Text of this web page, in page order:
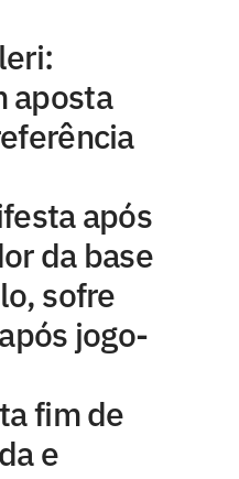
aposta
após
da base
sofre
jogo-
fim de
e